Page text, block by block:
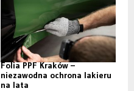
Folia PPF Kraków –
niezawodna ochrona lakieru
na lata